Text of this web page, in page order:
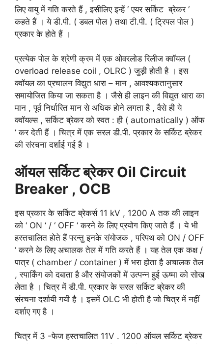
लिए वायु में गति करते हैं , इसीलिए इन्हें ‘ एयर सर्किट ब्रेकर ‘
कहते हैं । ये डी.पी. ( डबल पोल ) तथा टी.पी. ( ट्रिपल पोल )
प्रकार के होते हैं ।
प्रत्येक पोल के श्रेणी क्रम में एक ओवरलोड रिलीज क्वॉयल (
overload release coil , OLRC ) जुड़ी होती है । इस
क्वॉयल का प्रचालन विद्युत धारा – मान , आवश्यकतानुसार
समायोजित किया जा सकता है । जैसे ही लाइन की विद्युत धारा का
मान , पूर्व निर्धारित मान से अधिक होने लगता है , वैसे ही ये
क्वॉयल्स , सर्किट ब्रेकर को स्वत : ही ( automatically ) ऑफ
‘ कर देती हैं । चित्र में एक सरल डी.पी. प्रकार के सर्किट ब्रेकर
की संरचना दर्शाई गई है ।
ऑयल सर्किट ब्रेकर Oil Circuit
Breaker , OCB
इस प्रकार के सर्किट ब्रेकर्स 11 kV , 1200 A तक की लाइन
को ‘ ON ‘ / ‘ OFF ‘ करने के लिए प्रयोग किए जाते हैं । ये भी
हस्तचालित होते हैं परन्तु इनके संयोजक , परिपथ को ON / OFF
‘ करने के लिए अचालक तेल में गति करते हैं । यह तेल एक कक्ष /
पात्र ( chamber / container ) में भरा होता है अचालक तेल
, स्पार्किंग को दबाता है और संयोजकों में उत्पन्न हुई ऊष्मा को सोख
लेता है । चित्र में डी.पी. प्रकार के सरल सर्किट ब्रेकर की
संरचना दर्शायी गयी है । इसमें OLC भी होती है जो चित्र में नहीं
दर्शाए गए है ।
चित्र में 3 -फेज हस्तचालित 11V . 1200 ऑयल सर्किट ब्रेकर